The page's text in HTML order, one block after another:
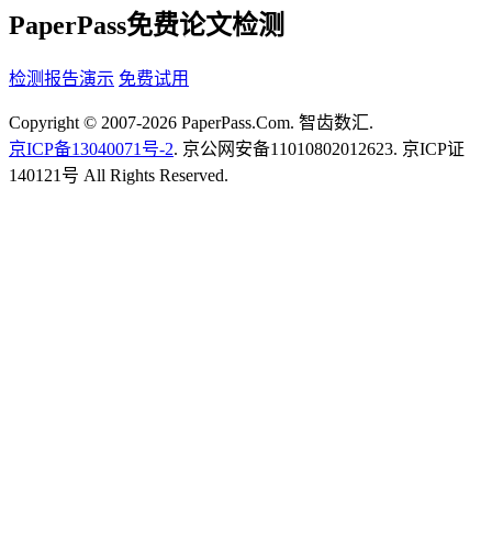
PaperPass免费论文检测
检测报告演示 免费试用
Copyright © 2007-2026 PaperPass.Com. 智齿数汇.
京ICP备13040071号-2. 京公网安备11010802012623. 京ICP证
140121号 All Rights Reserved.